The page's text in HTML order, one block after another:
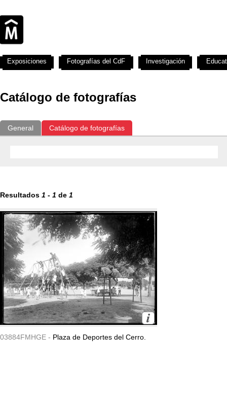
Catálogo de fotografías
General Catálogo de fotografías
Resultados 1 - 1 de 1
03884FMHGE - Plaza de Deportes del Cerro.
Exposiciones Fotografías del CdF Investigación